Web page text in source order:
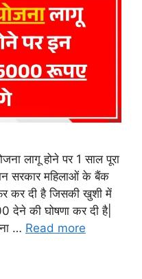
लागू होने पर 1 साल पूरा
सरकार महिलाओं के बैंक
कर दी है जिसकी खुशी में
देने की घोषणा कर दी है|
… Read more